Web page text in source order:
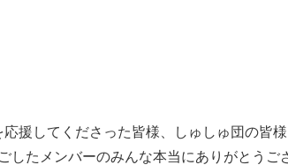
援してくださった皆様、しゅしゅ団の皆
したメンバーのみんな本当にありがとうご